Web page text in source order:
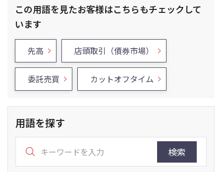
この用語を見たお客様はこちらもチェックして
います
先高 店頭取引（債券市場）
委託売買 カットオフタイム
用語を探す
検索